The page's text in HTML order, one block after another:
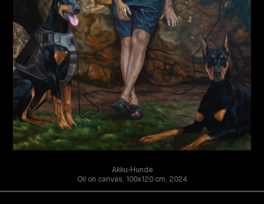
Akku-Hunde
Oil on canvas, 100x120 cm, 2024